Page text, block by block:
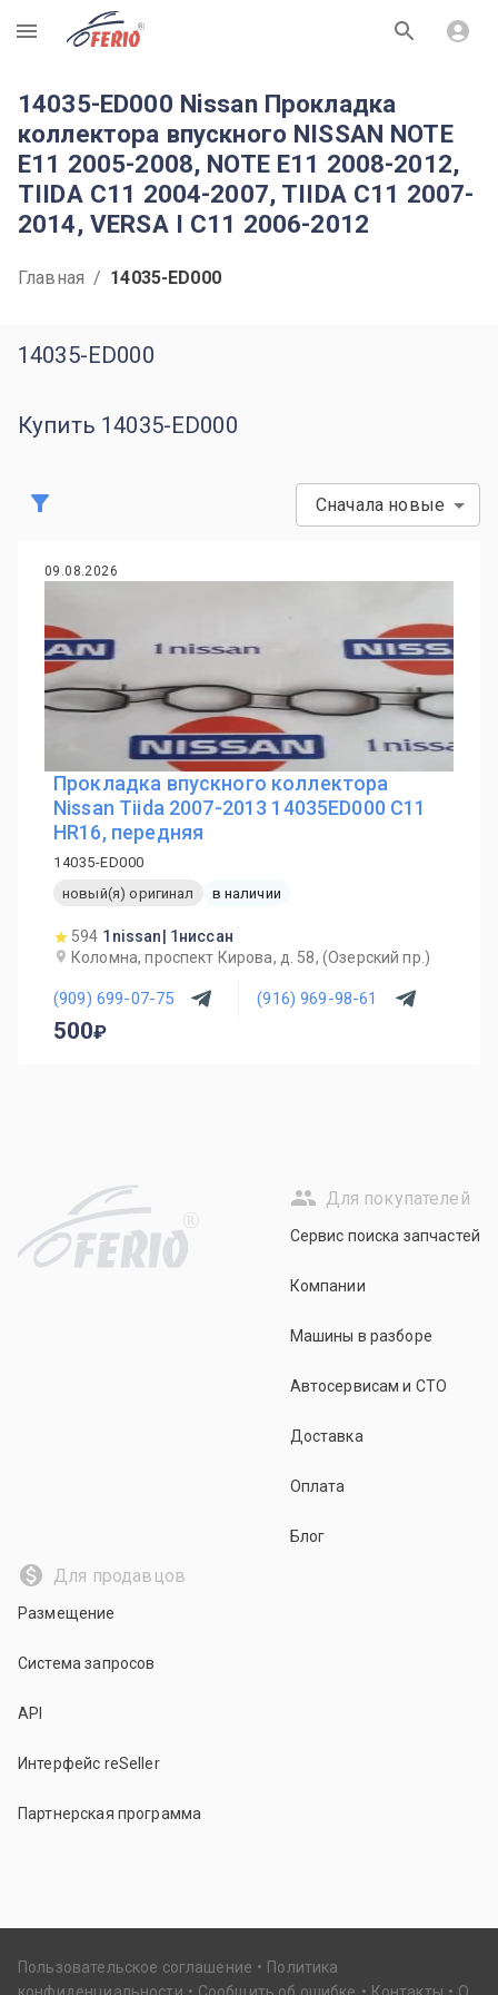
R
14035-ED000 Nissan Прокладка
коллектора впускного NISSAN NOTE
E11 2005-2008, NOTE E11 2008-2012,
TIIDA C11 2004-2007, TIIDA C11 2007-
2014, VERSA I C11 2006-2012
Главная / 14035-ED000
14035-ED000
Купить 14035-ED000
Сначала новые
09.08.2026
Прокладка впускного коллектора
Nissan Tiida 2007-2013 14035ED000 C11
HR16, передняя
14035-ED000
новый(я) оригинал
в наличии
594 1nissan| 1ниссан
Коломна, проспект Кирова, д. 58, (Озерский пр.)
(909) 699-07-75 (916) 969-98-61
500
R
Для покупателей
Сервис поиска запчастей
Компании
Машины в разборе
Автосервисам и СТО
Доставка
Оплата
Блог
Для продавцов
Размещение
Система запросов
API
Интерфейс reSeller
Партнерская программа
Пользовательское соглашение
Политика